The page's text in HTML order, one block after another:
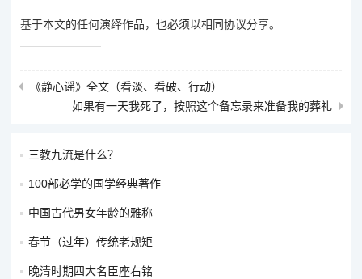
基于本文的任何演绎作品，也必须以相同协议分享。
《静心谣》全文（看淡、看破、行动）
如果有一天我死了，按照这个备忘录来准备我的葬礼
三教九流是什么？
100部必学的国学经典著作
中国古代男女年龄的雅称
春节（过年）传统老规矩
晚清时期四大名臣座右铭